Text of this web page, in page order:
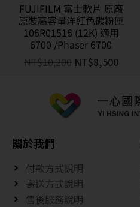
FUJIFILM 富士軟片 原廠
原裝高容量洋紅色碳粉匣
106R01516 (12K) 適用
6700 /Phaser 6700
NT$10,200 NT$8,500
關於我們
付款方式說明
寄送方式說明
售後服務說明